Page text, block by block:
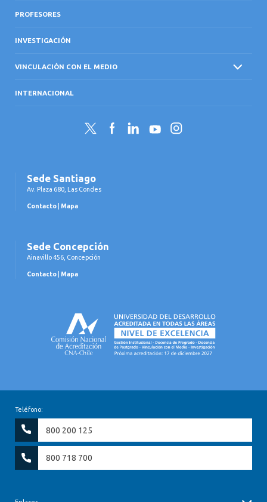
PROFESORES
INVESTIGACIÓN
VINCULACIÓN CON EL MEDIO
INTERNACIONAL
Twitter FacebookLinkedInYouTubeInstagram
Sede Santiago
Av. Plaza 680, Las Condes
Contacto Mapa
Sede Concepción
Ainavillo 456, Concepción
Contacto Mapa
Teléfono:
800 200 125
800 718 700